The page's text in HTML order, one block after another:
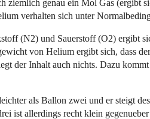
ziemlich genau ein Mol Gas (ergibt
verhalten sich unter
(N2) und Sauerstoff (O2) ergibt
von Helium ergibt sich, dass
der Inhalt auch nichts. Dazu
als Ballon zwei und er steigt
ist allerdings recht klein